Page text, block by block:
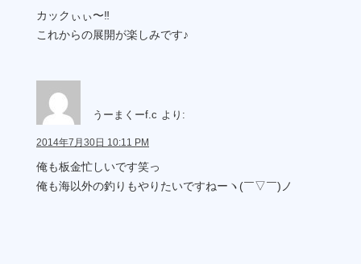
カックぃぃ〜‼︎
これからの展開が楽しみです♪
うーまくーf.c より:
2014年7月30日 10:11 PM
俺も板金忙しいです笑っ
俺も海以外の釣りもやりたいですねーヽ(￣▽￣)ノ